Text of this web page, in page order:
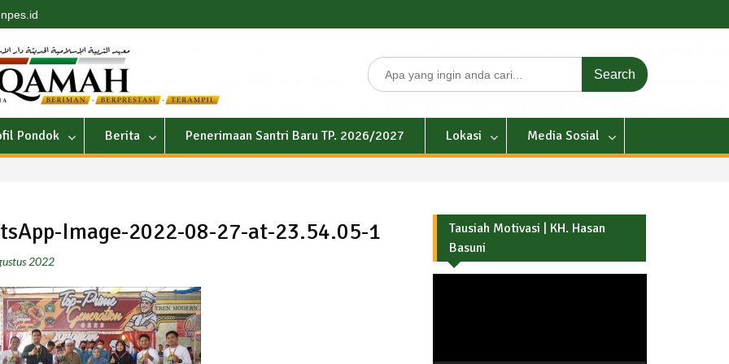
Search
for:
Pondok Berita Penerimaan Santri Baru TP. 2026/2027 Lokasi Media Sosial
Image-2022-08-27-at-23.54.05-1
2022
Tausiah Motivasi | KH. Hasan
Basuni